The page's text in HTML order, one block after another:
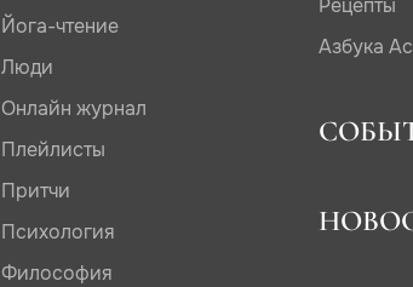
Йога-чтение
Люди
Онлайн журнал
Плейлисты
Притчи
Психология
Философия
Рецепты
Азбука